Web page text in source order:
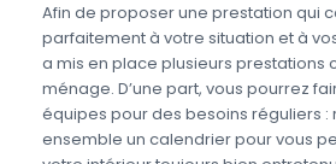
Afin de proposer une prestation qui
parfaitement à votre situation et à
a mis en place plusieurs prestations
ménage. D’une part, vous pourrez
équipes pour des besoins réguliers
ensemble un calendrier pour vous